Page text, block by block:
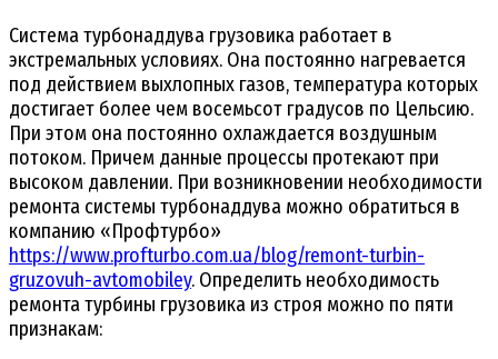
Система турбонаддува грузовика работает в
экстремальных условиях. Она постоянно нагревается
под действием выхлопных газов, температура которых
достигает более чем восемьсот градусов по Цельсию.
При этом она постоянно охлаждается воздушным
потоком. Причем данные процессы протекают при
высоком давлении. При возникновении необходимости
ремонта системы турбонаддува можно обратиться в
компанию «Профтурбо»
https://www.profturbo.com.ua/blog/remont-turbin-
gruzovuh-avtomobiley. Определить необходимость
ремонта турбины грузовика из строя можно по пяти
признакам: